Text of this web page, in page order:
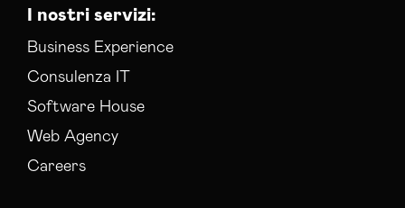
I nostri servizi:
Business Experience
Consulenza IT
Software House
Web Agency
Careers